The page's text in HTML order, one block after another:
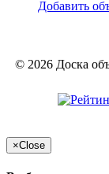
Добавить
© 2026 Доска
×Close